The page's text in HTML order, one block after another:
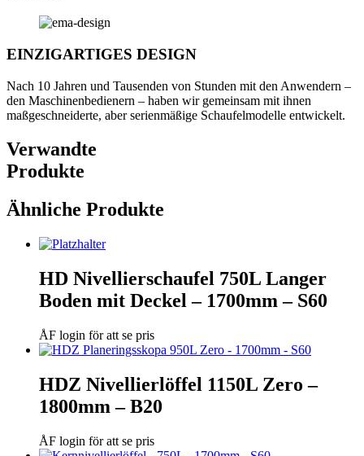
EINZIGARTIGES DESIGN
Nach 10 Jahren und Tausenden von Stunden mit den Anwendern –
den Maschinenbedienern – haben wir gemeinsam mit ihnen
maßgeschneiderte, aber serienmäßige Schaufelmodelle entwickelt.
Verwandte
Produkte
Ähnliche Produkte
HD Nivellierschaufel 750L Langer
Boden mit Deckel – 1700mm – S60
ÅF login för att se pris
HDZ Nivellierlöffel 1150L Zero –
1800mm – B20
ÅF login för att se pris